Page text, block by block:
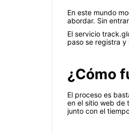
En este mundo
abordar. Sin
El servicio
paso se registra
¿Cómo
El proceso es
en el sitio web de
junto con el